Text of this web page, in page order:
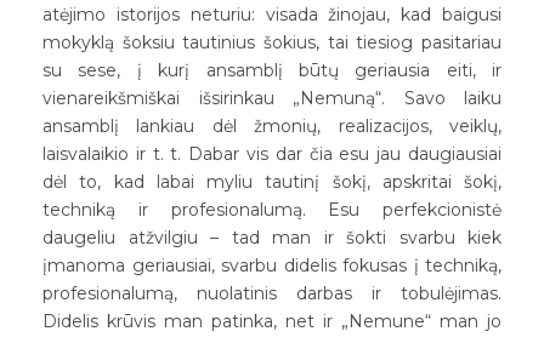
atėjimo istorijos neturiu: visada žinojau, kad baigusi
mokyklą šoksiu tautinius šokius, tai tiesiog pasitariau
su sese, į kurį ansamblį būtų geriausia eiti, ir
vienareikšmiškai išsirinkau „Nemuną“. Savo laiku
ansamblį lankiau dėl žmonių, realizacijos, veiklų,
laisvalaikio ir t. t. Dabar vis dar čia esu jau daugiausiai
dėl to, kad labai myliu tautinį šokį, apskritai šokį,
techniką ir profesionalumą. Esu perfekcionistė
daugeliu atžvilgiu – tad man ir šokti svarbu kiek
įmanoma geriausiai, svarbu didelis fokusas į techniką,
profesionalumą, nuolatinis darbas ir tobulėjimas.
Didelis krūvis man patinka, net ir „Nemune“ man jo